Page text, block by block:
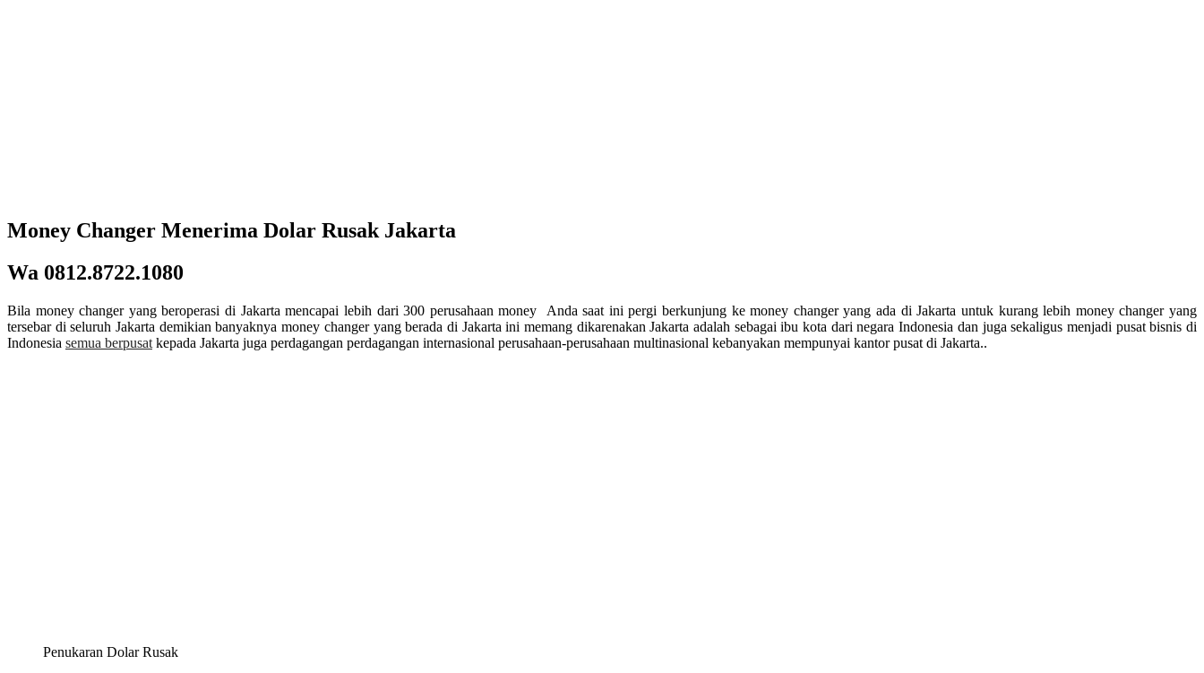
Money Changer Menerima Dolar Rusak Jakarta
Wa 0812.8722.1080
Bila money changer yang beroperasi di Jakarta mencapai lebih dari 300 perusahaan money Anda saat ini pergi berkunjung ke money changer yang ada di Jakarta untuk kurang lebih money changer yang
tersebar di seluruh Jakarta demikian banyaknya money changer yang berada di Jakarta ini memang dikarenakan Jakarta adalah sebagai ibu kota dari negara Indonesia dan juga sekaligus menjadi pusat bisnis di
Indonesia semua berpusat kepada Jakarta juga perdagangan perdagangan internasional perusahaan-perusahaan multinasional kebanyakan mempunyai kantor pusat di Jakarta..
Penukaran Dolar Rusak